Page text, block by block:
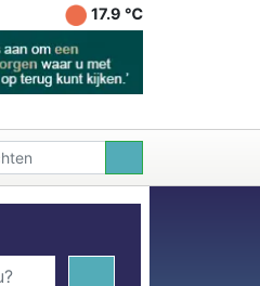
17.9 ℃